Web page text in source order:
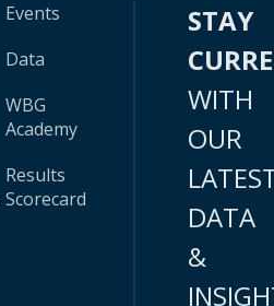
Events
Data
WBG
Academy
Results
Scorecard
STAY
WITH
OUR
DATA
&